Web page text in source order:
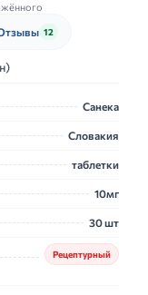
12
Санека
Словакия
таблетки
10мг
30 шт
Рецептурный